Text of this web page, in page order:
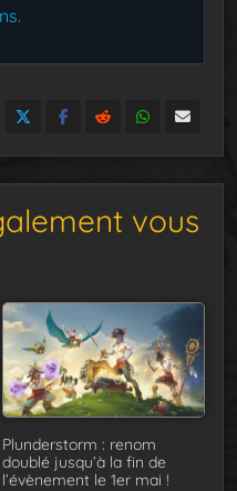
vous
Plunderstorm : renom
doublé jusqu’à la fin de
l’évènement le 1er mai !